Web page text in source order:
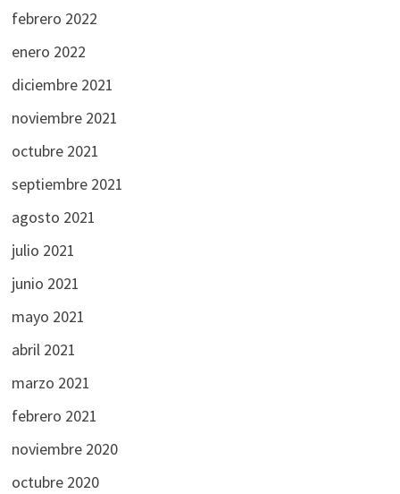
febrero 2022
enero 2022
diciembre 2021
noviembre 2021
octubre 2021
septiembre 2021
agosto 2021
julio 2021
junio 2021
mayo 2021
abril 2021
marzo 2021
febrero 2021
noviembre 2020
octubre 2020